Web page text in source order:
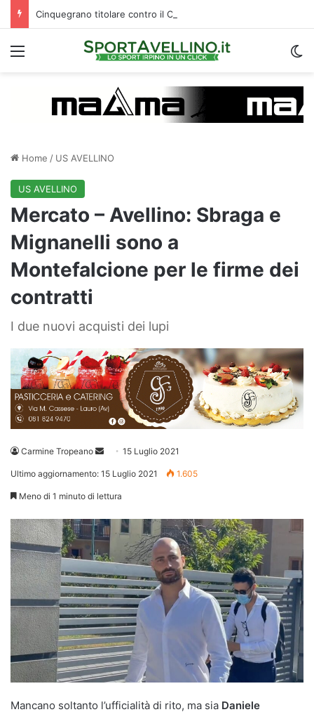
Menu
Home / US AVELLINO
US AVELLINO
Mercato – Avellino: Sbraga e
Mignanelli sono a
Montefalcione per le firme dei
contratti
I due nuovi acquisti dei lupi
Carmine Tropeano
Invia 15 Luglio 2021
Ultimo aggiornamento: 15 Luglio 2021 1.605
Meno di 1 minuto di lettura
Mancano soltanto l’ufficialità di rito, ma sia Daniele